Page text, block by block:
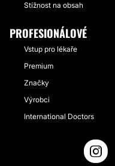
Stížnost na obsah
PROFESIONÁLOVÉ
Vstup pro lékaře
Premium
Značky
Výrobci
International Doctors